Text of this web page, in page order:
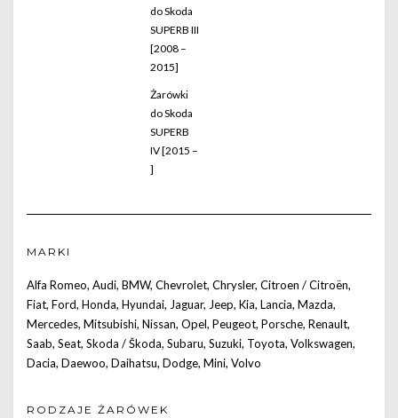
do Skoda
SUPERB III
[2008 –
2015]
Żarówki
do Skoda
SUPERB
IV [2015 –
]
MARKI
Alfa Romeo, Audi, BMW, Chevrolet, Chrysler, Citroen / Citroën,
Fiat, Ford, Honda, Hyundai, Jaguar, Jeep, Kia, Lancia, Mazda,
Mercedes, Mitsubishi, Nissan, Opel, Peugeot, Porsche, Renault,
Saab, Seat, Skoda / Škoda, Subaru, Suzuki, Toyota, Volkswagen,
Dacia, Daewoo, Daihatsu, Dodge, Mini, Volvo
RODZAJE ŻARÓWEK